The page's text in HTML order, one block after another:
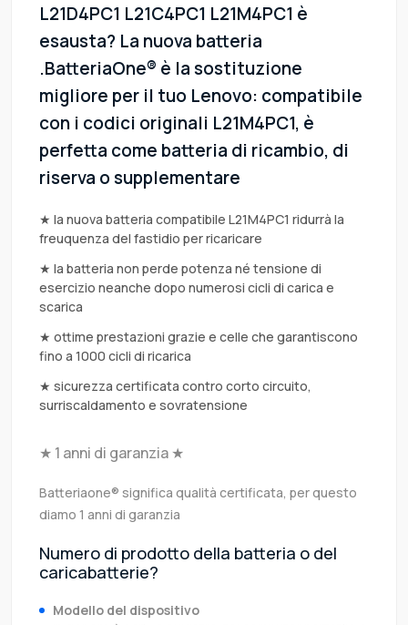
L21D4PC1 L21C4PC1 L21M4PC1 è
esausta? La nuova batteria
.BatteriaOne® è la sostituzione
migliore per il tuo Lenovo: compatibile
con i codici originali L21M4PC1, è
perfetta come batteria di ricambio, di
riserva o supplementare
★ la nuova batteria compatibile L21M4PC1 ridurrà la
freuquenza del fastidio per ricaricare
★ la batteria non perde potenza né tensione di
esercizio neanche dopo numerosi cicli di carica e
scarica
★ ottime prestazioni grazie e celle che garantiscono
fino a 1000 cicli di ricarica
★ sicurezza certificata contro corto circuito,
surriscaldamento e sovratensione
★ 1 anni di garanzia ★
Batteriaone® significa qualità certificata, per questo
diamo 1 anni di garanzia
Numero di prodotto della batteria o del
caricabatterie?
Modello del dispositivo